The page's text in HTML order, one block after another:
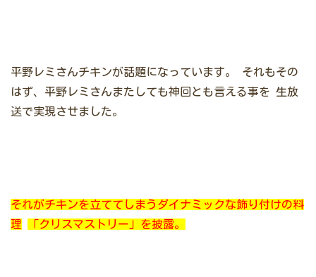
平野レミさんチキンが話題になっています。
それもその
はず、平野レミさんまたしても神回とも言える事を 生放
送で実現させました。
それがチキンを立ててしまうダイナミックな飾り付けの料
理
「クリスマストリー 」を披露。